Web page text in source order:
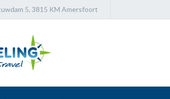
5, 3815 KM Amersfoort